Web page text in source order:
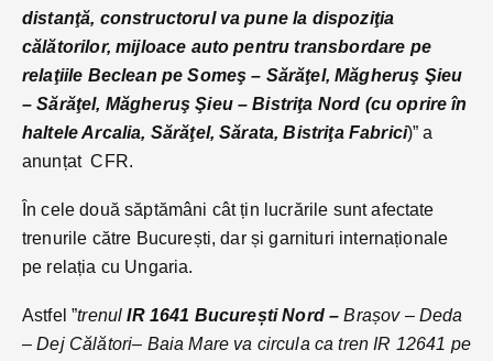
distanţă, constructorul va pune la dispoziţia
călătorilor, mijloace auto pentru transbordare pe
relaţiile Beclean pe Someş – Sărăţel, Măgheruş Şieu
– Sărăţel, Măgheruş Şieu – Bistriţa Nord (cu oprire în
haltele Arcalia, Sărăţel, Sărata, Bistriţa Fabrici)” a
anunțat CFR.
În cele două săptămâni cât țin lucrările sunt afectate
trenurile către București, dar și garnituri internaționale
pe relația cu Ungaria.
Astfel ”trenulIR 1641 București Nord – Brașov – Deda
– Dej Călători– Baia Mare va circula ca tren IR 12641 pe